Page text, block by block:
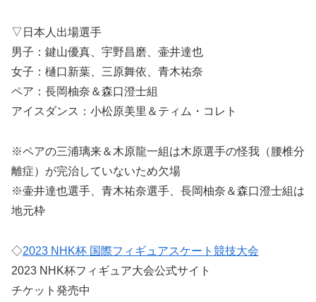
▽日本人出場選手
男子：鍵山優真、宇野昌磨、壷井達也
女子：樋口新葉、三原舞依、青木祐奈
ペア：長岡柚奈＆森口澄士組
アイスダンス：小松原美里＆ティム・コレト
※ペアの三浦璃来＆木原龍一組は木原選手の怪我（腰椎分
離症）が完治していないため欠場
※壷井達也選手、青木祐奈選手、長岡柚奈＆森口澄士組は
地元枠
◇2023 NHK杯 国際フィギュアスケート競技大会
2023 NHK杯フィギュア大会公式サイト
チケット発売中